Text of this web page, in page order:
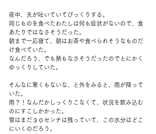
夜中、夫が吐いていてびっくりする。
同じものを食べたわたしは何も症状がないので、食
あたりではなさそうだった。
朝まで一応寝て、朝はお茶や食べられそうなものだ
け食べていた。
なんだろう、でも熱もなさそうだったのでとにかく
ゆっくりしていた。
そんなに寒くもないな、と外をみると、雨が降って
いた。
雨？！なんだかしっくりこなくて、状況を飲み込む
のにすこしかかった。
雪はまだ３０センチは残っていて、この水分はどこ
にいくのだろう。